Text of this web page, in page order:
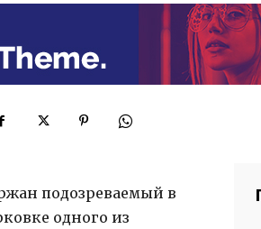
подозреваемый в
одного из